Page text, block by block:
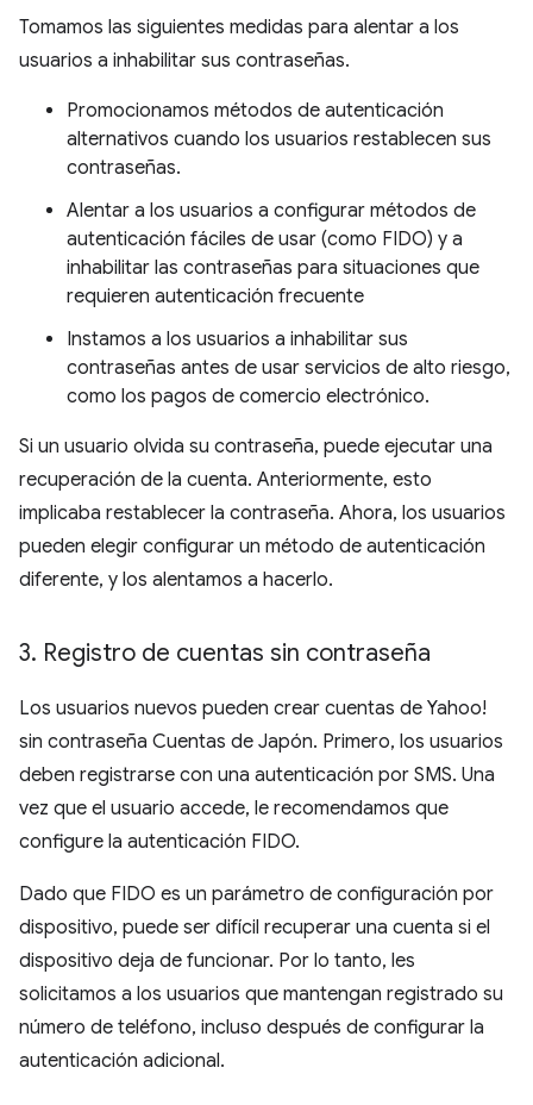
Tomamos las siguientes medidas para alentar a los
usuarios a inhabilitar sus contraseñas.
Promocionamos métodos de autenticación
alternativos cuando los usuarios restablecen sus
contraseñas.
Alentar a los usuarios a configurar métodos de
autenticación fáciles de usar (como FIDO) y a
inhabilitar las contraseñas para situaciones que
requieren autenticación frecuente
Instamos a los usuarios a inhabilitar sus
contraseñas antes de usar servicios de alto riesgo,
como los pagos de comercio electrónico.
Si un usuario olvida su contraseña, puede ejecutar una
recuperación de la cuenta. Anteriormente, esto
implicaba restablecer la contraseña. Ahora, los usuarios
pueden elegir configurar un método de autenticación
diferente, y los alentamos a hacerlo.
3. Registro de cuentas sin contraseña
Los usuarios nuevos pueden crear cuentas de Yahoo!
sin contraseña Cuentas de Japón. Primero, los usuarios
deben registrarse con una autenticación por SMS. Una
vez que el usuario accede, le recomendamos que
configure la autenticación FIDO.
Dado que FIDO es un parámetro de configuración por
dispositivo, puede ser difícil recuperar una cuenta si el
dispositivo deja de funcionar. Por lo tanto, les
solicitamos a los usuarios que mantengan registrado su
número de teléfono, incluso después de configurar la
autenticación adicional.